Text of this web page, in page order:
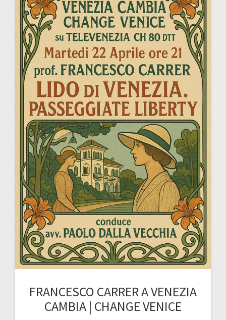
FRANCESCO CARRER A VENEZIA
CAMBIA | CHANGE VENICE